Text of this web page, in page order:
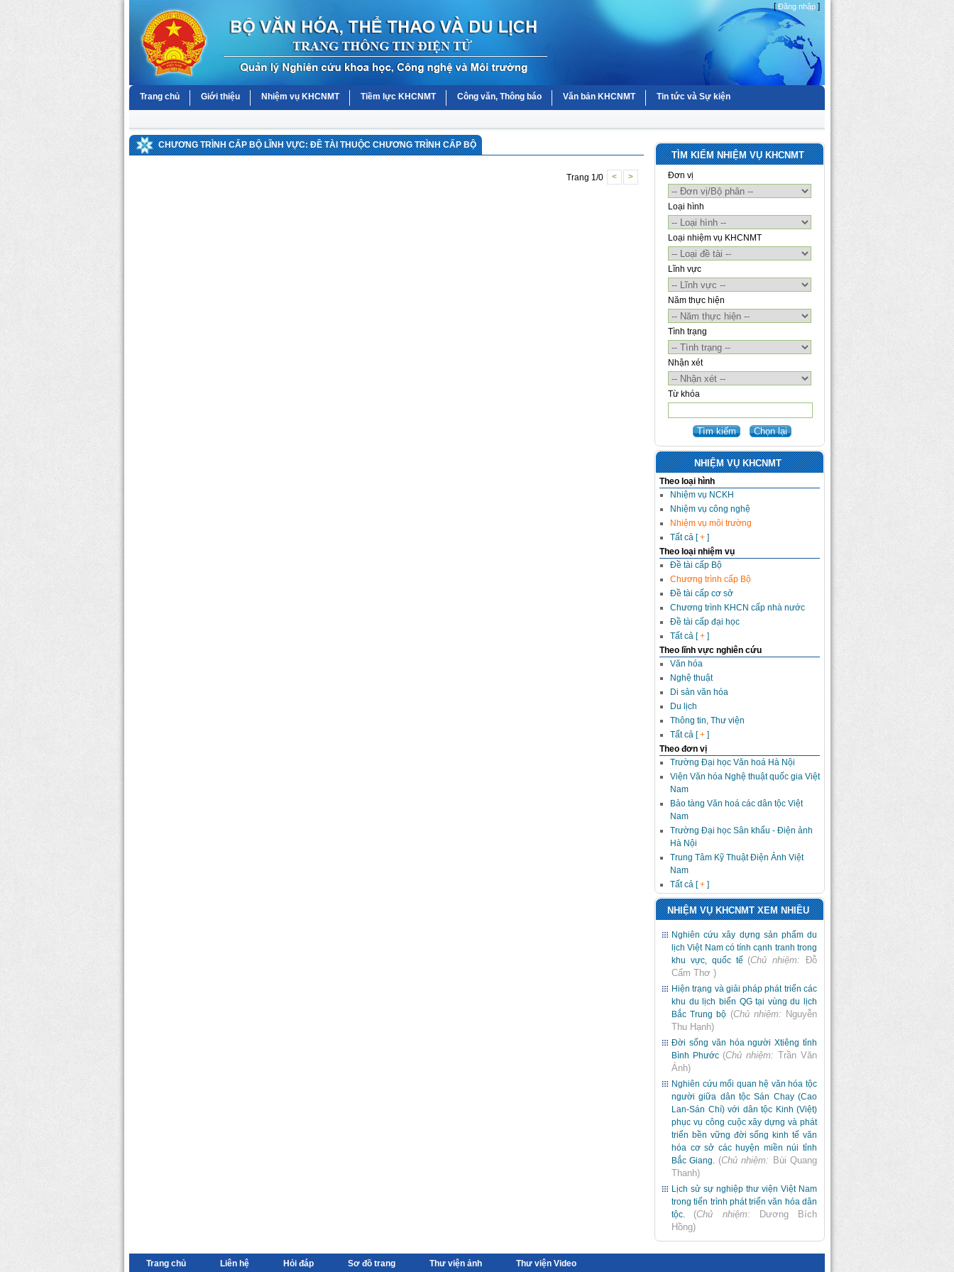
[Đăng nhập ]
Trang chủ Giới thiệu Nhiệm vụ KHCNMT Tiềm lực KHCNMT Công văn, Thông báo Văn bản KHCNMT Tin tức và Sự kiện
CHƯƠNG TRÌNH CẤP BỘ LĨNH VỰC: ĐỀ TÀI THUỘC CHƯƠNG TRÌNH CẤP BỘ
Trang 1/0 < >
TÌM KIẾM NHIỆM VỤ KHCNMT
Đơn vị
Loại hình
Loại nhiệm vụ KHCNMT
Lĩnh vực
Năm thực hiện
Tình trạng
Nhận xét
Từ khóa
NHIỆM VỤ KHCNMT
Theo loại hình
Nhiệm vụ NCKH
Nhiệm vụ công nghệ
Nhiệm vụ môi trường
Tất cả [+ ]
Theo loại nhiệm vụ
Đề tài cấp Bộ
Chương trình cấp Bộ
Đề tài cấp cơ sở
Chương trình KHCN cấp nhà nước
Đề tài cấp đại học
Tất cả [+ ]
Theo lĩnh vực nghiên cứu
Văn hóa
Nghệ thuật
Di sản văn hóa
Du lịch
Thông tin, Thư viện
Tất cả [+ ]
Theo đơn vị
Trường Đại học Văn hoá Hà Nội
Viện Văn hóa Nghệ thuật quốc gia Việt
Nam
Bảo tàng Văn hoá các dân tộc Việt
Nam
Trường Đại học Sân khấu - Điện ảnh
Hà Nội
Trung Tâm Kỹ Thuật Điện Ảnh Việt
Nam
Tất cả [+ ]
NHIỆM VỤ KHCNMT XEM NHIỀU
Nghiên cứu xây dựng sản phẩm du
lịch Việt Nam có tính cạnh tranh trong
khu vực, quốc tế (Chủ nhiệm:
Đỗ
Cẩm Thơ )
Hiện trạng và giải pháp phát triển các
khu du lịch biển QG tại vùng du lịch
Bắc Trung bộ (Chủ nhiệm: Nguyễn
Thu Hạnh)
Đời sống văn hóa người Xtiêng tỉnh
Bình Phước (Chủ nhiệm: Trần Văn
Ánh)
Nghiên cứu mối quan hệ văn hóa tộc
người giữa dân tộc Sán Chay (Cao
Lan-Sán Chí) với dân tộc Kinh (Việt)
phục vụ công cuộc xây dựng và phát
triển bền vững đời sống kinh tế văn
hóa cơ sở các huyện miền núi tỉnh
Bắc Giang. (Chủ nhiệm: Bùi Quang
Thanh)
Lịch sử sự nghiệp thư viện Việt Nam
trong tiến trình phát triển văn hóa dân
tộc.
(Chủ nhiệm:
Dương Bích
Hồng)
Trang chủ Liên hệ Hỏi đáp Sơ đồ trang Thư viện ảnh Thư viện Video